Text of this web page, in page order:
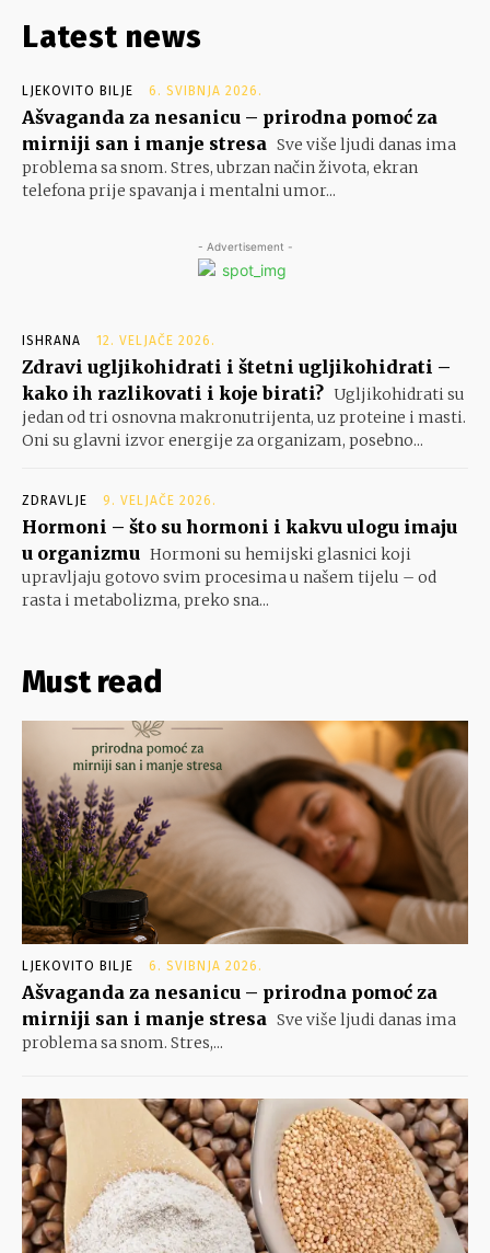
Latest news
LJEKOVITO BILJE 6. SVIBNJA 2026.
Ašvaganda za nesanicu – prirodna pomoć za
mirniji san i manje stresa Sve više ljudi danas ima
problema sa snom. Stres, ubrzan način života, ekran
telefona prije spavanja i mentalni umor...
- Advertisement -
ISHRANA 12. VELJAČE 2026.
Zdravi ugljikohidrati i štetni ugljikohidrati –
kako ih razlikovati i koje birati? Ugljikohidrati su
jedan od tri osnovna makronutrijenta, uz proteine i masti.
Oni su glavni izvor energije za organizam, posebno...
ZDRAVLJE 9. VELJAČE 2026.
Hormoni – što su hormoni i kakvu ulogu imaju
u organizmu Hormoni su hemijski glasnici koji
upravljaju gotovo svim procesima u našem tijelu – od
rasta i metabolizma, preko sna...
Must read
LJEKOVITO BILJE 6. SVIBNJA 2026.
Ašvaganda za nesanicu – prirodna pomoć za
mirniji san i manje stresa Sve više ljudi danas ima
problema sa snom. Stres,...